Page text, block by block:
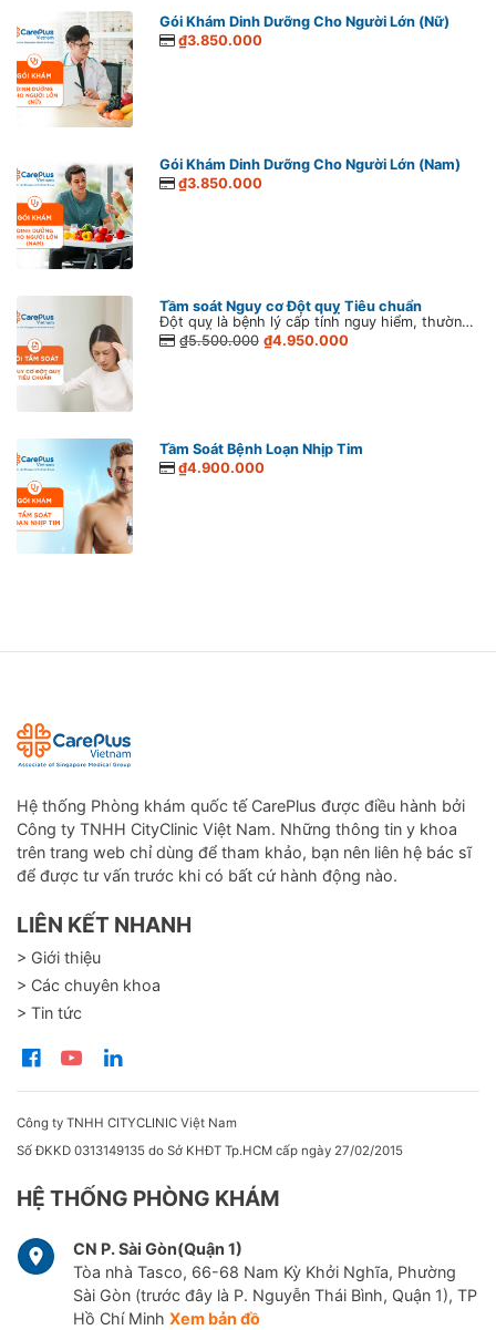
Gói Khám Dinh Dưỡng Cho Người Lớn (Nữ)
₫3.850.000
Gói Khám Dinh Dưỡng Cho Người Lớn (Nam)
₫3.850.000
Tầm soát Nguy cơ Đột quỵ Tiêu chuẩn
Đột quỵ là bệnh lý cấp tính nguy hiểm, thường xảy ra đột ngột, có tỉ lệ tử vong cao nếu không phát hiện sớm và điều trị kịp thời. Đáng lo ngại, đột quỵ đang có dấu hiệu ngày càng trẻ hóa, gia tăng mạnh từ 40 – 45 tuổi hay thậm chí xuất hiện cả ở tuổi 20.
₫5.500.000 ₫4.950.000
Tầm Soát Bệnh Loạn Nhịp Tim
₫4.900.000
Hệ thống Phòng khám quốc tế CarePlus được điều hành bởi
Công ty TNHH CityClinic Việt Nam. Những thông tin y khoa
trên trang web chỉ dùng để tham khảo, bạn nên liên hệ bác sĩ
để được tư vấn trước khi có bất cứ hành động nào.
LIÊN KẾT NHANH
> Giới thiệu
> Các chuyên khoa
> Tin tức
Công ty TNHH CITYCLINIC Việt Nam
Số ĐKKD 0313149135 do Sở KHĐT Tp.HCM cấp ngày 27/02/2015
HỆ THỐNG PHÒNG KHÁM
CN P. Sài Gòn(Quận 1)
Tòa nhà Tasco, 66-68 Nam Kỳ Khởi Nghĩa, Phường
Sài Gòn (trước đây là P. Nguyễn Thái Bình, Quận 1), TP
Hồ Chí Minh Xem bản đồ